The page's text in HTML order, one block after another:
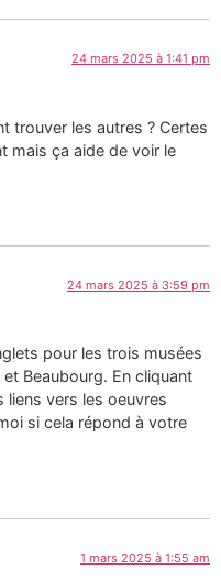
24 mars 2025 à 1:41 pm
trouver les autres ? Certes
mais ça aide de voir le
24 mars 2025 à 3:59 pm
pour les trois musées
Beaubourg. En cliquant
liens vers les oeuvres
si cela répond à votre
1 mars 2025 à 1:55 am